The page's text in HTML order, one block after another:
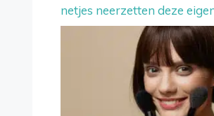
netjes neerzetten deze